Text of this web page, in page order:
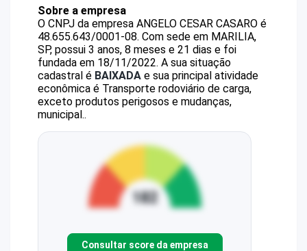
Sobre a empresa
O CNPJ da empresa ANGELO CESAR CASARO é
48.655.643/0001-08. Com sede em MARILIA,
SP, possui 3 anos, 8 meses e 21 dias e foi
fundada em 18/11/2022. A sua situação
cadastral é BAIXADA e sua principal atividade
econômica é Transporte rodoviário de carga,
exceto produtos perigosos e mudanças,
municipal..
Consultar score da empresa